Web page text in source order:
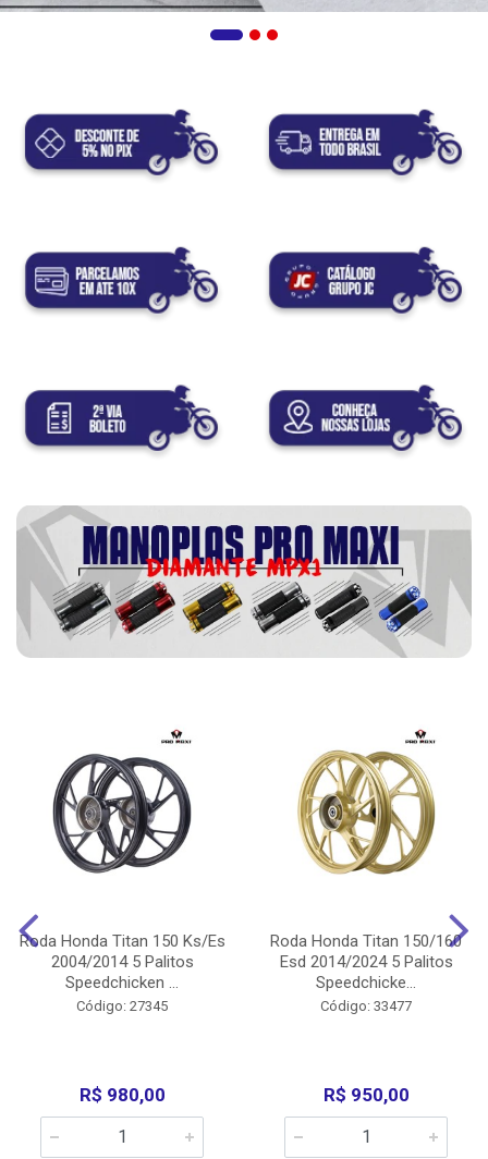
Roda Honda Titan 150 Ks/Es
2004/2014 5 Palitos
Speedchicken ...
Código: 27345
R$ 980,00
Roda Honda Titan 150/160
Esd 2014/2024 5 Palitos
Speedchicke...
Código: 33477
R$ 950,00